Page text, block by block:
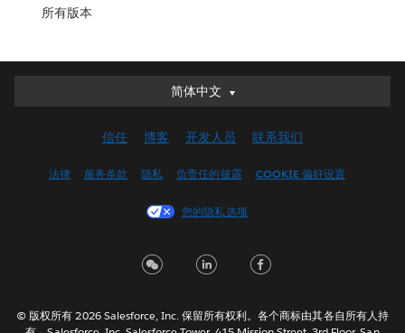
所有版本
简体中文
简体中文
English (UK)
Français (Canada)
Italiano
한국어
信任 博客 开发人员 联系我们
法律 服务条款 隐私 负责任的披露 COOKIE 偏好设置
您的隐私选项
© 版权所有 2026 Salesforce, Inc. 保留所有权利。各个商标由其各自所有人持